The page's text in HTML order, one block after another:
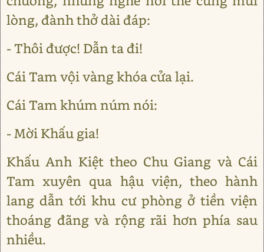
lòng, đành thở dài đáp:
- Thôi được! Dẫn ta đi!
Cái Tam vội vàng khóa cửa lại.
Cái Tam khúm núm nói:
- Mời Khấu gia!
Khấu Anh Kiệt theo Chu Giang và Cái
Tam xuyên qua hậu viện, theo hành
lang dẫn tới khu cư phòng ở tiền viện
thoáng đãng và rộng rãi hơn phía sau
nhiều.